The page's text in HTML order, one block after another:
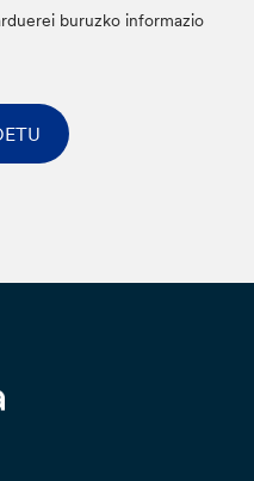
buruzko informazio